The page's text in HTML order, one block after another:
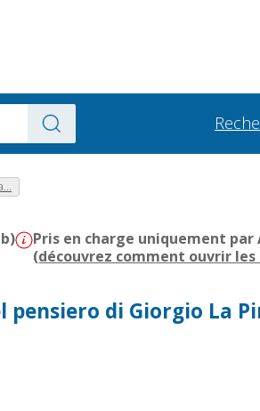
Pris en charge uniquement
(découvrez comment ouvrir
pensiero di Giorgio La